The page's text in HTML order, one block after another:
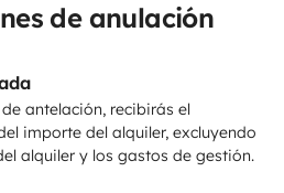
de anulación
antelación, recibirás el
importe del alquiler, excluyendo
alquiler y los gastos de gestión.